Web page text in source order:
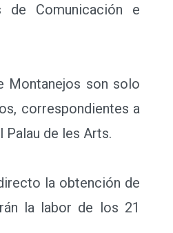
de Comunicación e
Montanejos son solo
correspondientes a
Palau de les Arts.
la obtención de
la labor de los 21